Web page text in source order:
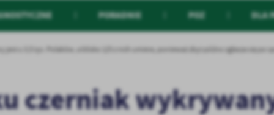
PORADNIE POZ DLA
jest u 3,5 tys. Polaków, a blisko 1/3 z nich umiera, ponieważ zbyt późno zgłasza się po
czerniak